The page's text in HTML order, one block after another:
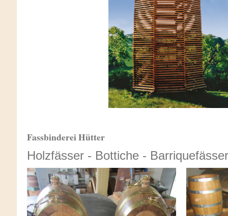
Fassbinderei Hütter
Holzfässer - Bottiche -